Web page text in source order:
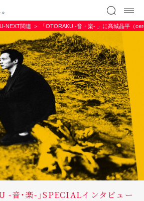
NEXT関連 「OTORAKU -音・楽- 」に髙城晶平（
-音・楽-」SPECIALインタビュー